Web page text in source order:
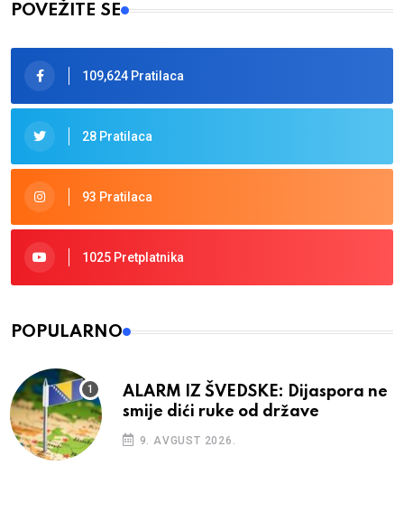
POVEŽITE SE
109,624 Pratilaca
28 Pratilaca
93 Pratilaca
1025 Pretplatnika
POPULARNO
ALARM IZ ŠVEDSKE: Dijaspora ne
smije dići ruke od države
9. AVGUST 2026.